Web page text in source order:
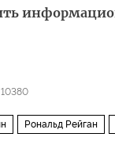
10380
Рональд Рейган